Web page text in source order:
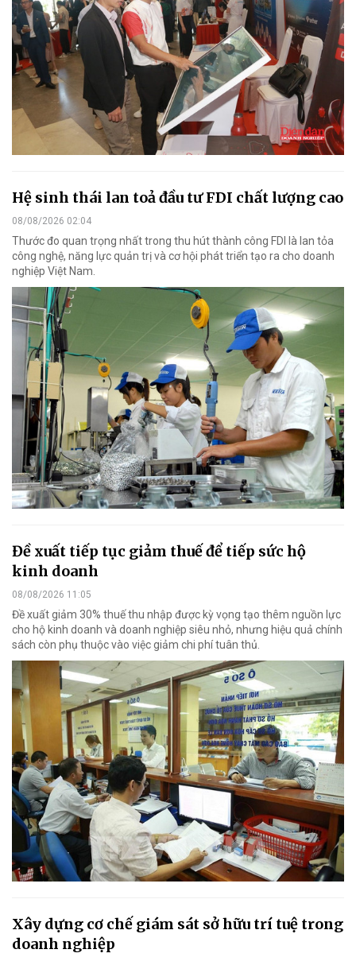
Hệ sinh thái lan toả đầu tư FDI chất lượng cao
08/08/2026 02:04
Thước đo quan trọng nhất trong thu hút thành công FDI là lan tỏa
công nghệ, năng lực quản trị và cơ hội phát triển tạo ra cho doanh
nghiệp Việt Nam.
Đề xuất tiếp tục giảm thuế để tiếp sức hộ
kinh doanh
08/08/2026 11:05
Đề xuất giảm 30% thuế thu nhập được kỳ vọng tạo thêm nguồn lực
cho hộ kinh doanh và doanh nghiệp siêu nhỏ, nhưng hiệu quả chính
sách còn phụ thuộc vào việc giảm chi phí tuân thủ.
Xây dựng cơ chế giám sát sở hữu trí tuệ trong
doanh nghiệp